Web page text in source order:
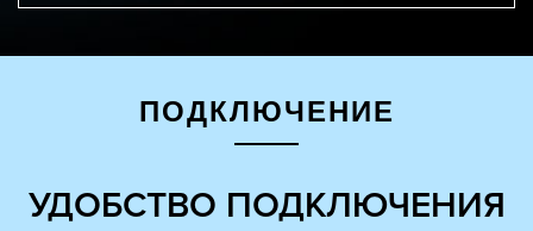
ВКЛЮЧЕНИЕ/ВЫКЛЮЧЕНИЕ НАУШНИКОВ ВРУЧНУЮ
ПОДКЛЮЧЕНИЕ
УДОБСТВО ПОДКЛЮЧЕНИЯ